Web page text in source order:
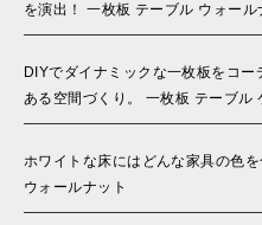
を演出！ 一枚板 テーブル ウォール
DIYでダイナミックな一枚板をコ
ある空間づくり。 一枚板 テーブル
ホワイトな床にはどんな家具の色
ウォールナット